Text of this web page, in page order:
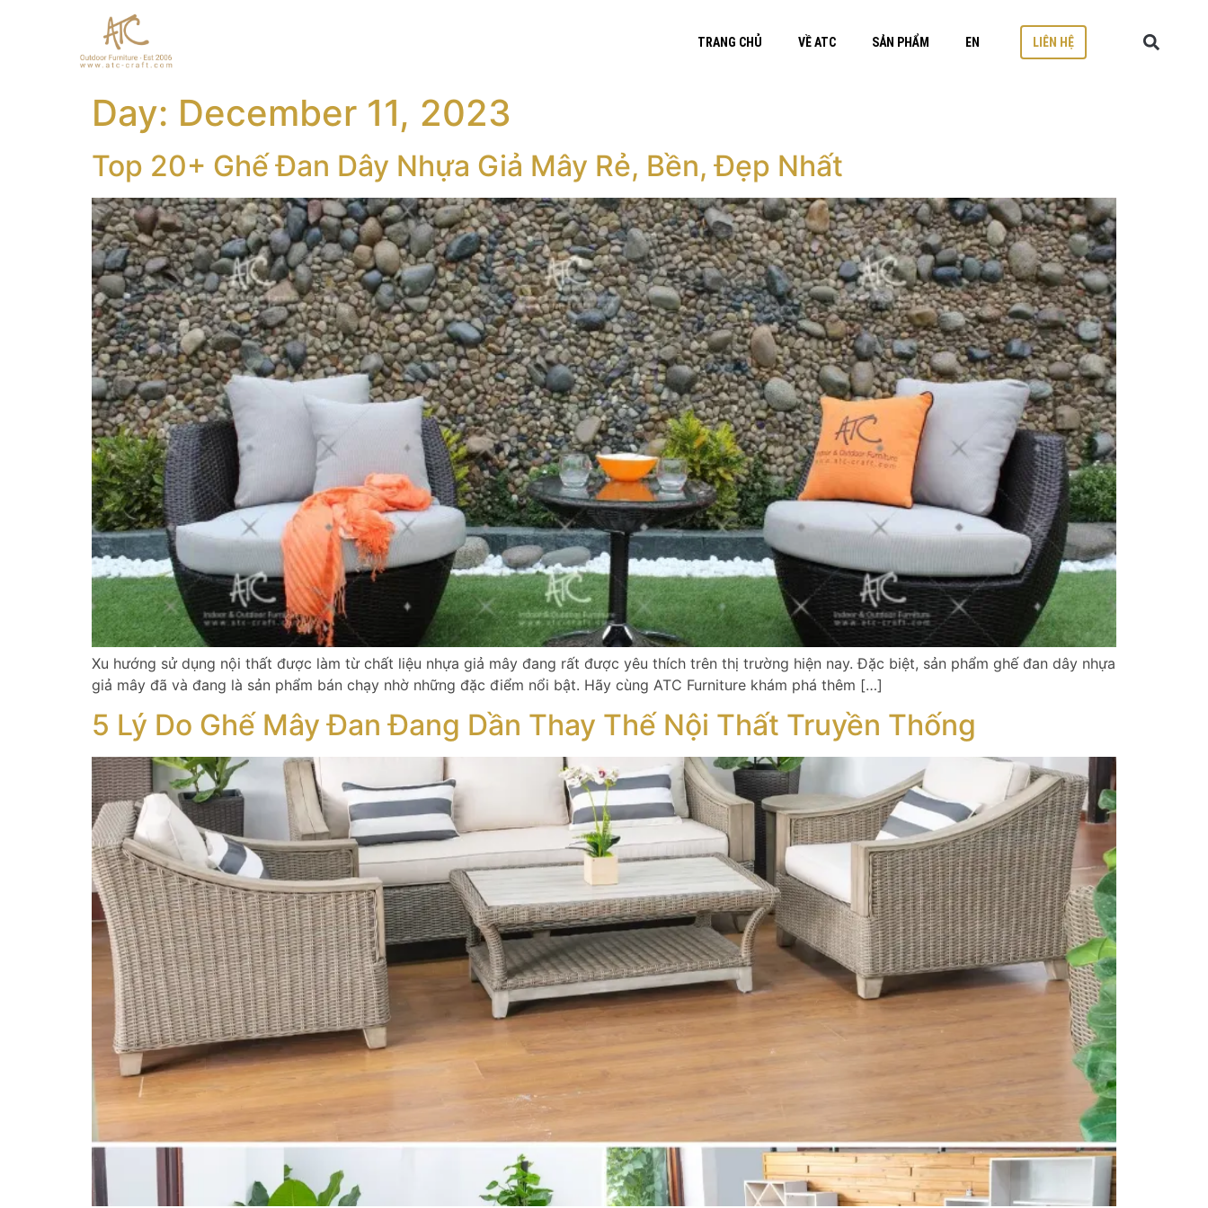
TRANG CHỦ VỀ ATC SẢN PHẨM EN LIÊN HỆ
Day: December 11, 2023
Top 20+ Ghế Đan Dây Nhựa Giả Mây Rẻ, Bền, Đẹp Nhất
Xu hướng sử dụng nội thất được làm từ chất liệu nhựa giả mây đang rất được yêu thích trên thị trường hiện nay. Đặc biệt, sản phẩm ghế đan dây nhựa
giả mây đã và đang là sản phẩm bán chạy nhờ những đặc điểm nổi bật. Hãy cùng ATC Furniture khám phá thêm […]
5 Lý Do Ghế Mây Đan Đang Dần Thay Thế Nội Thất Truyền Thống